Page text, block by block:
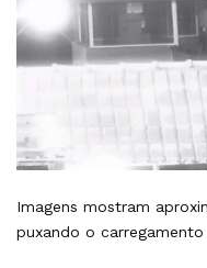
Imagens mostram
puxando o